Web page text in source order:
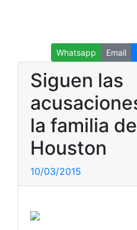
Whatsapp Email
Siguen las
la familia
Houston
10/03/2015